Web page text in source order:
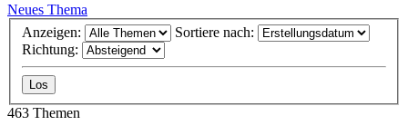
Neues Thema
Anzeigen:
Sortiere nach:
Richtung:
463 Themen